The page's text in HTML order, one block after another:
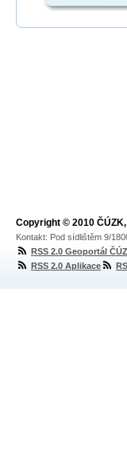
Copyright © 2010
Kontakt: Pod sídlištěm 9/
RSS 2.0 Geoportál
RSS 2.0 Aplikace